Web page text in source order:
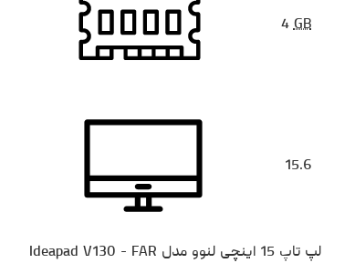
4GB
15.6
لپ تاپ 15 اینچی لنوو مدل Ideapad V130 - FAR